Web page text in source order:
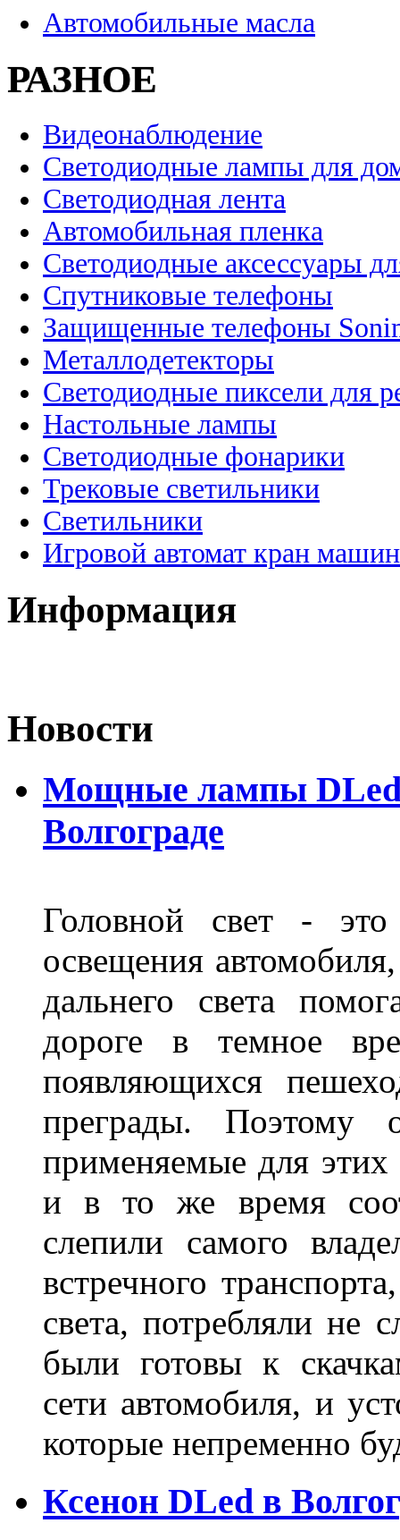
Автомобильные масла
РАЗНОЕ
Видеонаблюдение
Светодиодные лампы для
Светодиодная лента
Автомобильная пленка
Светодиодные аксессуары
Спутниковые телефоны
Защищенные телефоны
Металлодетекторы
Светодиодные пиксели для
Настольные лампы
Светодиодные фонарики
Трековые светильники
Светильники
Игровой автомат кран
Информация
Новости
Мощные лампы DLed
Волгограде
Головной свет -
освещения
дальнего света
дороге в темное
появляющихся
преграды. Поэтому
применяемые для
и в то же время
слепили самого
встречного
света, потребляли не
были готовы к
сети автомобиля, и
которые непременно
Ксенон DLed в